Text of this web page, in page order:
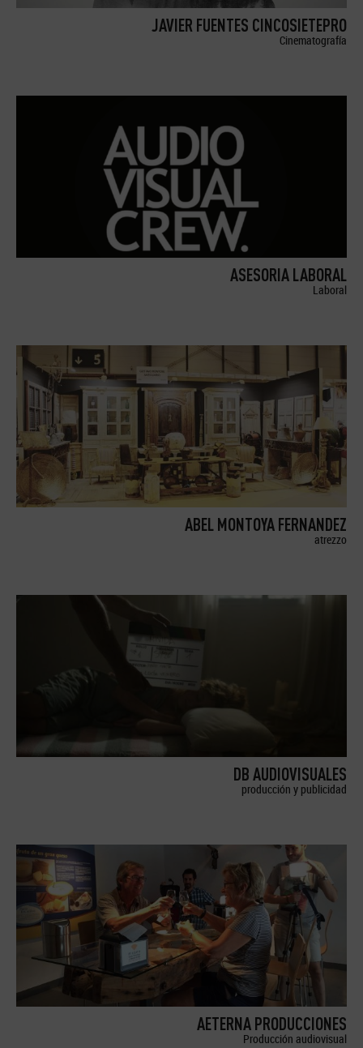
JAVIER FUENTES CINCOSIETEPRO
Cinematografía
ASESORIA LABORAL
Laboral
ABEL MONTOYA FERNANDEZ
atrezzo
DB AUDIOVISUALES
producción y publicidad
AETERNA PRODUCCIONES
Producción audiovisual